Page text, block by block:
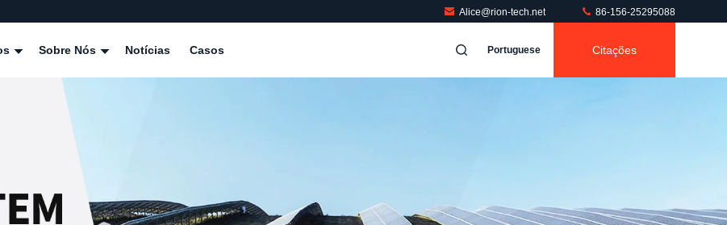
Alice@rion-tech.net 86-156-25295088
Sobre Nós Notícias Casos Portuguese Citações